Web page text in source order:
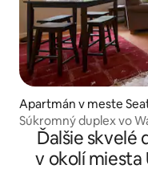
Apartmán v meste
Súkromný duplex vo
Ďalšie skvelé
v okolí